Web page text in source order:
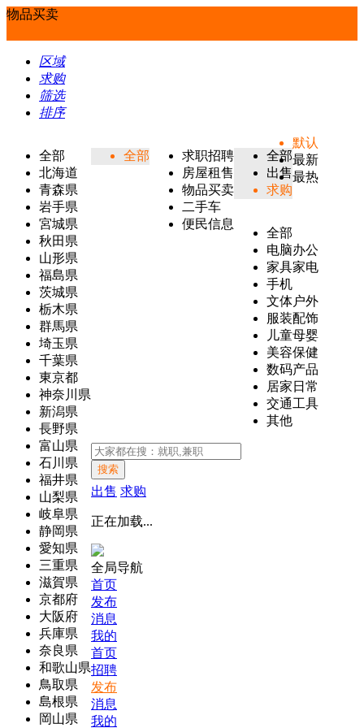
物品买卖
区域
求购
筛选
排序
全部
北海道
青森県
岩手県
宮城県
秋田県
山形県
福島県
茨城県
栃木県
群馬県
埼玉県
千葉県
東京都
神奈川県
新潟県
長野県
富山県
石川県
福井県
山梨県
岐阜県
静岡県
愛知県
三重県
滋賀県
京都府
大阪府
兵庫県
奈良県
和歌山県
鳥取県
島根県
岡山県
全部
求职招聘
房屋租售
物品买卖
二手车
便民信息
全部
出售
求购
全部
电脑办公
家具家电
手机
文体户外
服装配饰
儿童母婴
美容保健
数码产品
居家日常
交通工具
其他
默认
最新
最热
搜索
出售 求购
正在加载...
全局导航
首页
发布
消息
我的
首页
招聘
发布
消息
我的